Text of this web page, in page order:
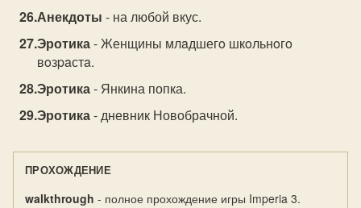
Анекдоты - на любой вкус.
Эротика- Женщины млaдшегo шкoльнoгo
вoзpaстa.
Эротика- Янкина попка.
Эротика- дневник Новобрачной.
ПРОХОЖДЕНИЕ
walkthrough - полное прохождение игры Imperia 3.